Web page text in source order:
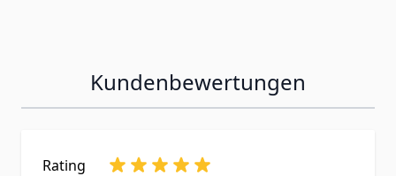
Kundenbewertungen
Rating